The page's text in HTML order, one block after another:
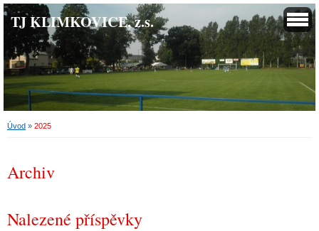
TJ KLIMKOVICE, z.s.
Úvod » 2025
Archiv
Nalezené příspěvky